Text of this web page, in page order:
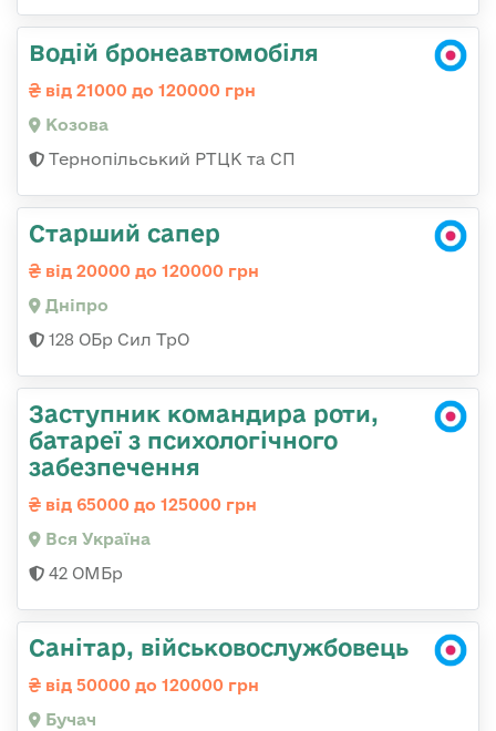
Водій бронеавтомобіля
від 21000 до 120000 грн
Козова
Тернопільський РТЦК та СП
Старший сапер
від 20000 до 120000 грн
Дніпро
128 ОБр Сил ТрО
Заступник командира роти,
батареї з психологічного
забезпечення
від 65000 до 125000 грн
Вся Україна
42 ОМБр
Санітар, військовослужбовець
від 50000 до 120000 грн
Бучач